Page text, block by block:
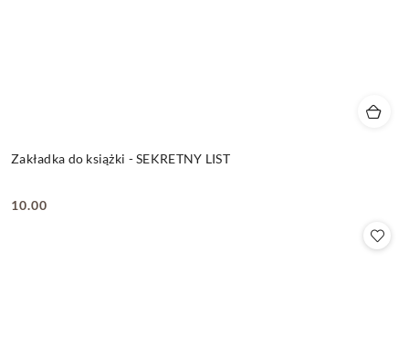
Zakładka do książki - SEKRETNY LIST
Cena:
10.00